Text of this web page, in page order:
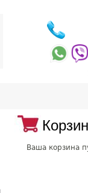
Ваша корзина